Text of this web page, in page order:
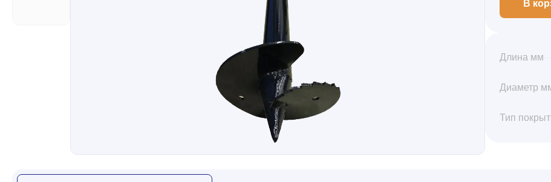
Профили для гипсокартона
В
Длина мм
Диаметр
Тип